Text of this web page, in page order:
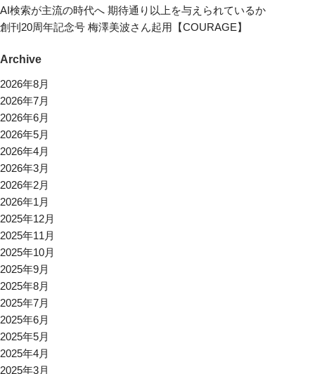
AI検索が主流の時代へ 期待通り以上を与えられているか
創刊20周年記念号 梅澤美波さん起用【COURAGE】
Archive
2026年8月
2026年7月
2026年6月
2026年5月
2026年4月
2026年3月
2026年2月
2026年1月
2025年12月
2025年11月
2025年10月
2025年9月
2025年8月
2025年7月
2025年6月
2025年5月
2025年4月
2025年3月